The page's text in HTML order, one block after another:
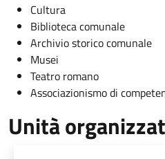
Cultura
Biblioteca comunale
Archivio storico comunale
Musei
Teatro romano
Associazionismo di
Unità